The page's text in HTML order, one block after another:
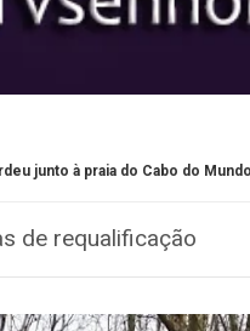
Cabo do Mundo em Matosinhos
de requalificação